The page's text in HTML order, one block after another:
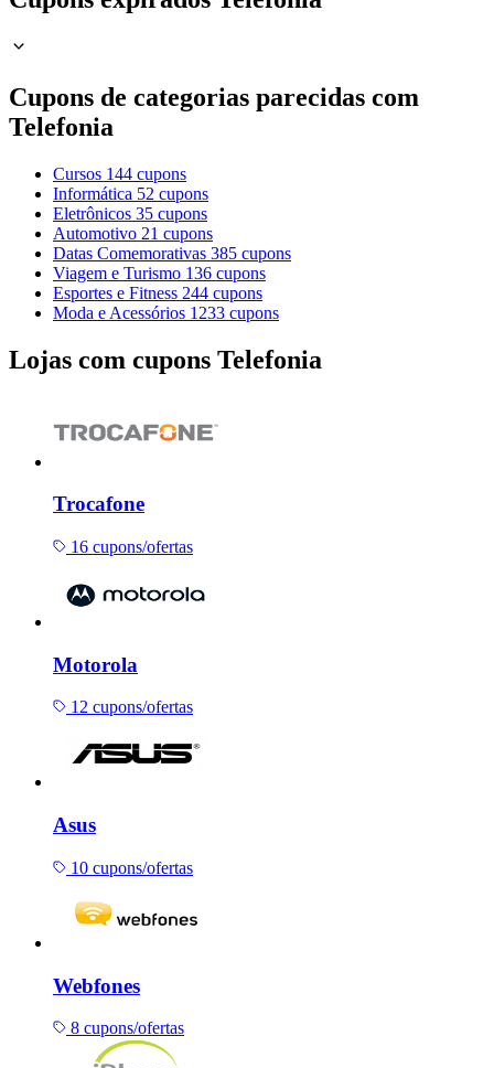
Cupons de categorias parecidas com
Telefonia
Cursos 144 cupons
Informática 52 cupons
Eletrônicos 35 cupons
Automotivo 21 cupons
Datas Comemorativas 385 cupons
Viagem e Turismo 136 cupons
Esportes e Fitness 244 cupons
Moda e Acessórios 1233 cupons
Lojas com cupons Telefonia
Trocafone
16 cupons/ofertas
Motorola
12 cupons/ofertas
Asus
10 cupons/ofertas
Webfones
8 cupons/ofertas